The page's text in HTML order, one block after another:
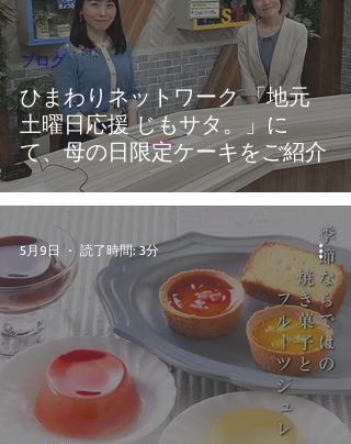
ひまわりネットワーク 「地元
土曜日応援 じもサタ。」に
て、母の日限定ケーキをご紹介
ブログ
5月9日 読了時間: 3分